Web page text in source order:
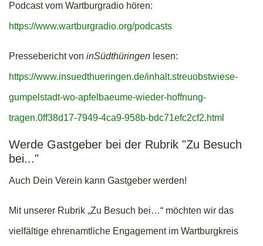
Podcast vom Wartburgradio hören:
https://www.wartburgradio.org/podcasts
Pressebericht von inSüdthüringen lesen:
https://www.insuedthueringen.de/inhalt.streuobstwiese-
gumpelstadt-wo-apfelbaeume-wieder-hoffnung-
tragen.0ff38d17-7949-4ca9-958b-bdc71efc2cf2.html
Werde Gastgeber bei der Rubrik "Zu Besuch
bei..."
Auch Dein Verein kann Gastgeber werden!
Mit unserer Rubrik „Zu Besuch bei…“ möchten wir das
vielfältige ehrenamtliche Engagement im Wartburgkreis